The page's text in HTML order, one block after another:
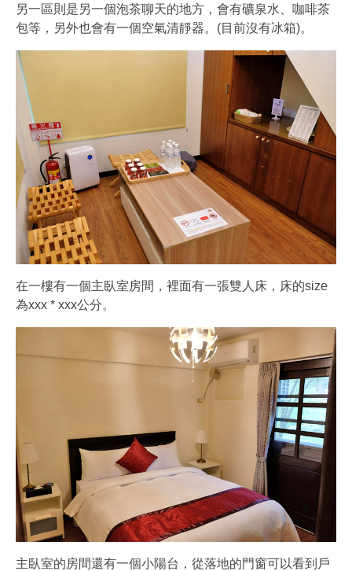
另一區則是另一個泡茶聊天的地方，會有礦泉水、咖啡茶
包等，另外也會有一個空氣清靜器。(目前沒有冰箱)。
在一樓有一個主臥室房間，裡面有一張雙人床，床的size
為xxx * xxx公分。
主臥室的房間還有一個小陽台，從落地的門窗可以看到戶